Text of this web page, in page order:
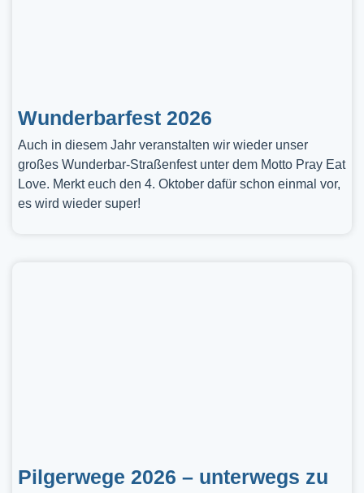
Wunderbarfest 2026
Auch in diesem Jahr veranstalten wir wieder unser
großes Wunderbar-Straßenfest unter dem Motto Pray Eat
Love. Merkt euch den 4. Oktober dafür schon einmal vor,
es wird wieder super!
Pilgerwege 2026 – unterwegs zu